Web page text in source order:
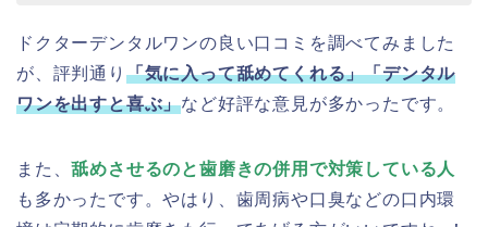
ドクターデンタルワンの良い口コミを調べてみました
が、評判通り 「気に入って舐めてくれる」「デンタル
ワンを出すと喜ぶ」など好評な意見が多かったです。
また、舐めさせるのと歯磨きの併用で対策している人
も多かったです。やはり、歯周病や口臭などの口内環